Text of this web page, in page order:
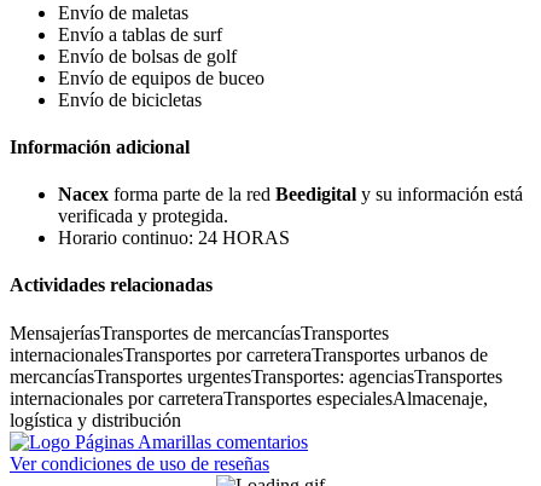
Envío de maletas
Envío a tablas de surf
Envío de bolsas de golf
Envío de equipos de buceo
Envío de bicicletas
Información adicional
Nacex forma parte de la red Beedigital y su información está
verificada y protegida.
Horario continuo: 24 HORAS
Actividades relacionadas
MensajeríasTransportes de mercancíasTransportes
internacionalesTransportes por carreteraTransportes urbanos de
mercancíasTransportes urgentesTransportes: agenciasTransportes
internacionales por carreteraTransportes especialesAlmacenaje,
logística y distribución
Ver condiciones de uso de reseñas